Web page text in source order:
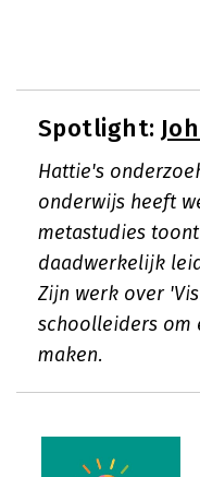
Spotlight:
Hattie's
onderwijs heeft
metastudies
daadwerkelijk
Zijn werk over
schoolleiders om
maken.